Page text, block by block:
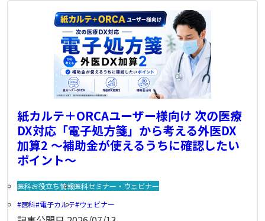
紙カルテ＋ORCAユーザー様向け 次の医療
DX対応「電子処方箋」から考える外医DX
加算2 〜補助金が使えるうちに確認したい
ポイント〜
医科お役立ち情報医科セミナー・ウェビナー
医科 電子カルテ ウェビナー